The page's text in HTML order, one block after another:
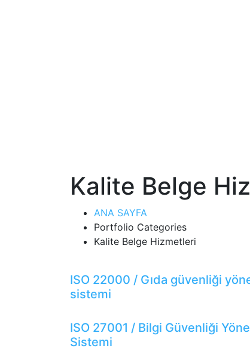
Kalite Belge
ANA SAYFA
Portfolio Categories
Kalite Belge Hizmetleri
ISO 22000 / Gıda güvenliği
sistemi
ISO 27001 / Bilgi Güvenliği
Sistemi